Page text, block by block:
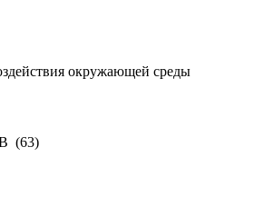
окружающей среды
(63)